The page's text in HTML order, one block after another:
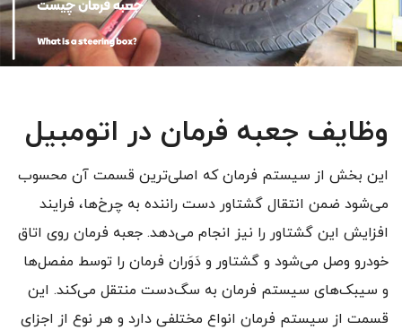
وظایف جعبه فرمان در اتومبیل
این بخش از سیستم فرمان که اصلی‌ترین قسمت آن محسوب
می‌شود ضمن انتقال گشتاور دست راننده به چرخ‌ها، فرایند
افزایش این گشتاور را نیز انجام می‌دهد. جعبه فرمان روی اتاق
خودرو وصل می‌شود و گشتاور و دَوَران فرمان را توسط مفصل‌ها
و سیبک‌های سیستم فرمان به سگ‌دست منتقل می‌کند. این
قسمت از سیستم فرمان انواع مختلفی دارد و هر نوع از اجزای